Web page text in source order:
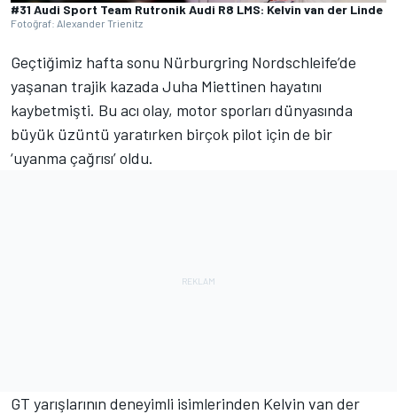
#31 Audi Sport Team Rutronik Audi R8 LMS: Kelvin van der Linde
Fotoğraf: Alexander Trienitz
Geçtiğimiz hafta sonu Nürburgring Nordschleife’de
yaşanan trajik kazada Juha Miettinen hayatını
kaybetmişti. Bu acı olay, motor sporları dünyasında
büyük üzüntü yaratırken birçok pilot için de bir
‘uyanma çağrısı’ oldu.
GT yarışlarının deneyimli isimlerinden Kelvin van der